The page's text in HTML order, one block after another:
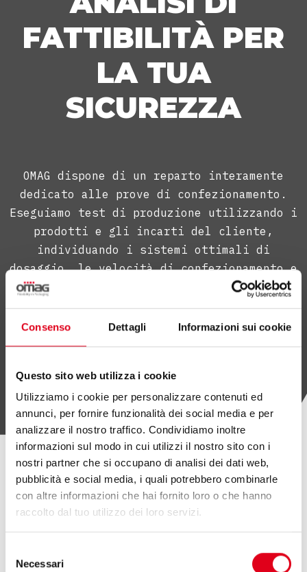
Consenso Dettagli Informazioni sui cookie
Questo sito web utilizza i cookie
Utilizziamo i cookie per personalizzare contenuti ed
annunci, per fornire funzionalità dei social media e per
analizzare il nostro traffico. Condividiamo inoltre
informazioni sul modo in cui utilizzi il nostro sito con i
nostri partner che si occupano di analisi dei dati web,
pubblicità e social media, i quali potrebbero combinarle
con altre informazioni che hai fornito loro o che hanno
raccolto dal tuo utilizzo dei loro servizi.
delNecessari
FATTIBILITÀ PER
LA TUA
SICUREZZA
OMAG dispone di un reparto interamente
dedicato alle prove di confezionamento.
Eseguiamo test di produzione utilizzando i
prodotti e gli incarti del cliente,
individuando i sistemi ottimali di
dosaggio, le velocità di confezionamento e
le tolleranze sulle dosi.
ALTRI ARTICOLI